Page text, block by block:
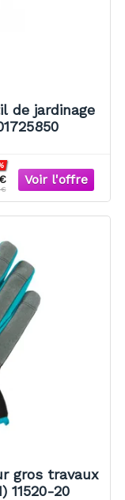
de jardinage
gros travaux
11520-20